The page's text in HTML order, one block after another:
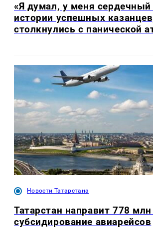
«Я думал, у меня сердечный
истории успешных
столкнулись с панической
Новости Татарстана
Татарстан направит 778
субсидирование авиарейсов